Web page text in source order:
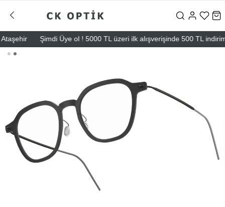
Şimdi Üye ol ! 5000 TL üzeri ilk alışverişinde 500 TL indirim